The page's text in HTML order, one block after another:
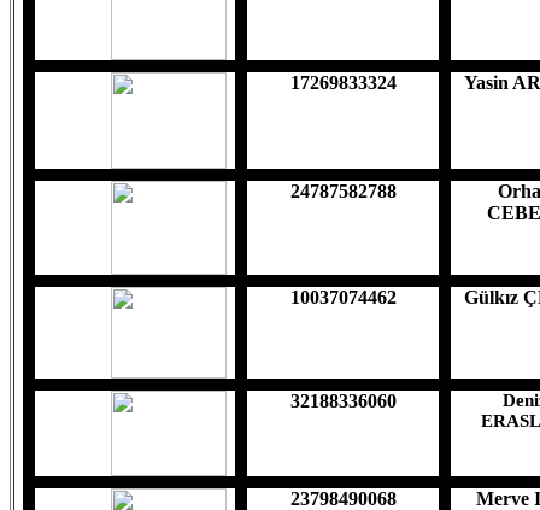
17269833324 Yasin
24787582788
10037074462 Gülkız
32188336060
23798490068 Merve